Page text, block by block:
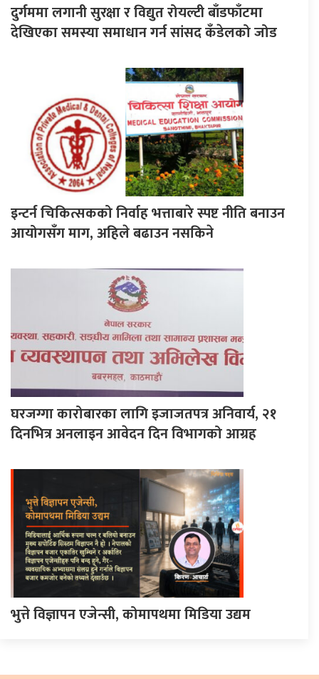
दुर्गममा लगानी सुरक्षा र विद्युत रोयल्टी बाँडफाँटमा
देखिएका समस्या समाधान गर्न सांसद कँडेलको जोड
इन्टर्न चिकित्सकको निर्वाह भत्ताबारे स्पष्ट नीति बनाउन
आयोगसँग माग, अहिले बढाउन नसकिने
घरजग्गा कारोबारका लागि इजाजतपत्र अनिवार्य, २१
दिनभित्र अनलाइन आवेदन दिन विभागको आग्रह
भुत्ते विज्ञापन एजेन्सी, कोमापथमा मिडिया उद्यम